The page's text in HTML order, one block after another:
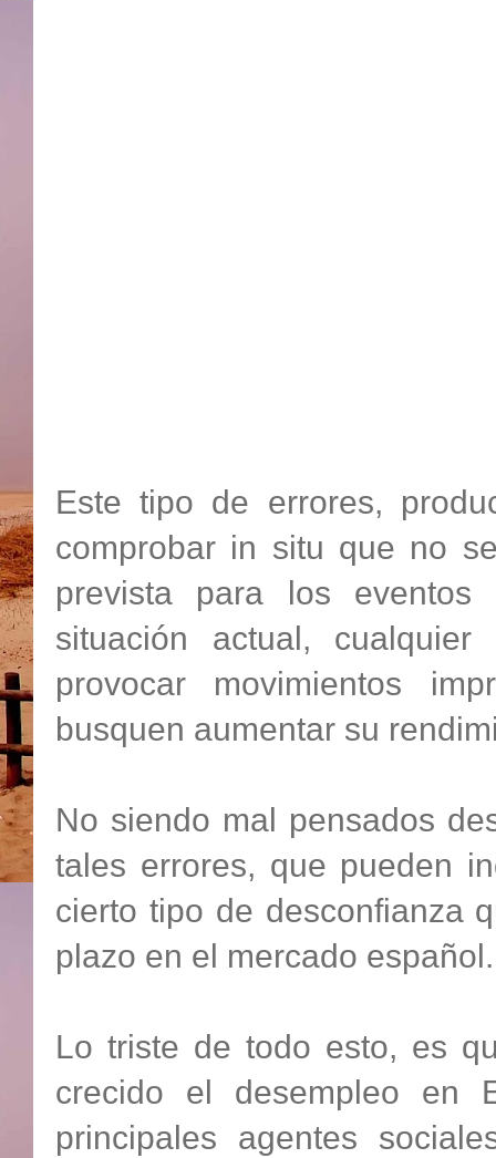
Este tipo de errores,
comprobar in situ que no
prevista para los eventos
situación actual,
provocar movimientos
busquen aumentar su
No siendo mal pensados
tales errores, que pueden
cierto tipo de desconfianza
plazo en el mercado español.
Lo triste de todo esto, es
crecido el desempleo en
principales agentes